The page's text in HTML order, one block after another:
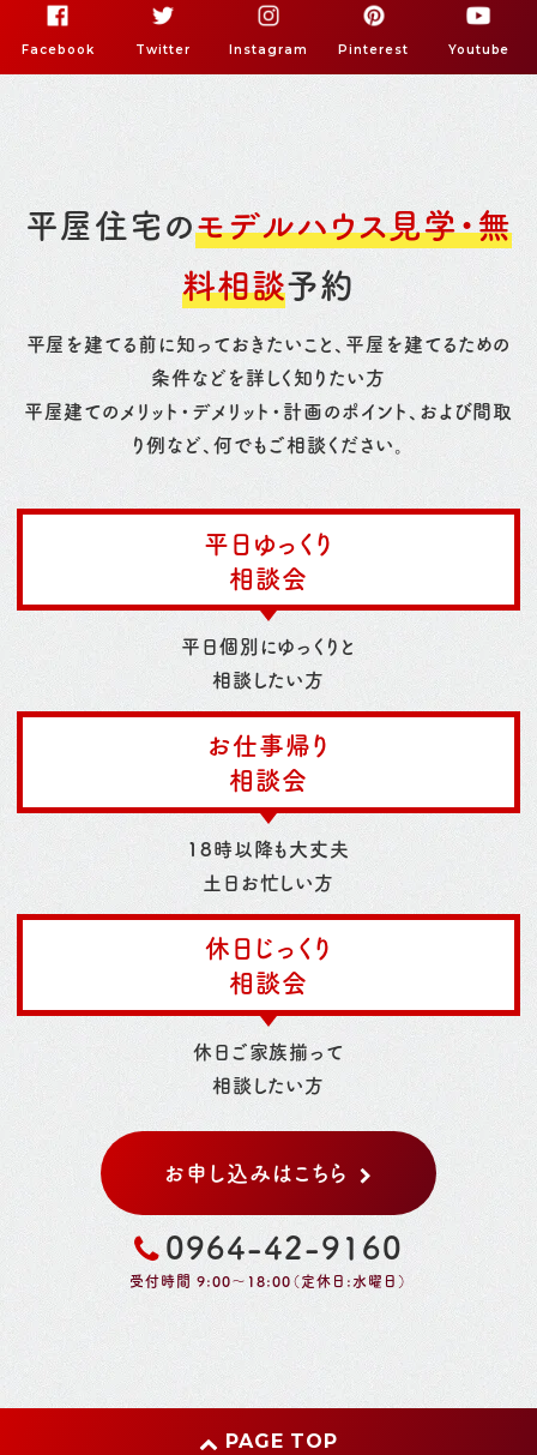
Facebook Twitter Instagram Pinterest Youtube
平屋住宅のモデルハウス見学・無
料相談予約
平屋を建てる前に知っておきたいこと、平屋を建てるための
条件などを詳しく知りたい方
平屋建てのメリット・デメリット・計画のポイント、および間取
り例など、何でもご相談ください。
平日ゆっくり
相談会
平日個別にゆっくりと
相談したい方
お仕事帰り
相談会
18時以降も大丈夫
土日お忙しい方
休日じっくり
相談会
休日ご家族揃って
相談したい方
お申し込みはこちら
0964-42-9160
受付時間 9:00～18:00（定休日:水曜日）
PAGE TOP